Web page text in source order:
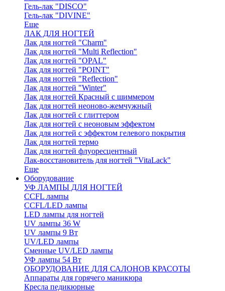
Гель-лак "DISCO"
Гель-лак "DIVINE"
Еще
ЛАК ДЛЯ НОГТЕЙ
Лак для ногтей "Charm"
Лак для ногтей "Multi Reflection"
Лак для ногтей "OPAL"
Лак для ногтей "POINT"
Лак для ногтей "Reflection"
Лак для ногтей "Winter"
Лак для ногтей Красный с шиммером
Лак для ногтей неоново-жемчужный
Лак для ногтей с глиттером
Лак для ногтей с неоновым эффектом
Лак для ногтей с эффектом гелевого покрытия
Лак для ногтей термо
Лак для ногтей флуоресцентный
Лак-восстановитель для ногтей "VitaLack"
Еще
Оборудование
УФ ЛАМПЫ ДЛЯ НОГТЕЙ
CCFL лампы
CCFL/LED лампы
LED лампы для ногтей
UV лампы 36 W
UV лампы 9 Вт
UV/LED лампы
Сменные UV/LED лампы
УФ лампы 54 Вт
ОБОРУДОВАНИЕ ДЛЯ САЛОНОВ КРАСОТЫ
Аппараты для горячего маникюра
Кресла педикюрные